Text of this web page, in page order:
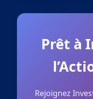
Prêt à
Rejoignez